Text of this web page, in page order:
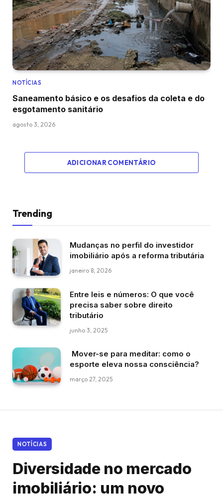
NOTÍCIAS
Saneamento básico e os desafios da coleta e do
esgotamento sanitário
agosto 3, 2026
ADICIONAR COMENTÁRIO
Trending
Mudanças no perfil do investidor
imobiliário após a reforma tributária
janeiro 8, 2026
Entre leis e números: O que você
precisa saber sobre direito
tributário
junho 3, 2025
Mover-se para meditar: como o
esporte eleva nossa consciência?
março 27, 2025
NOTÍCIAS
Diversidade no mercado
imobiliário: um novo